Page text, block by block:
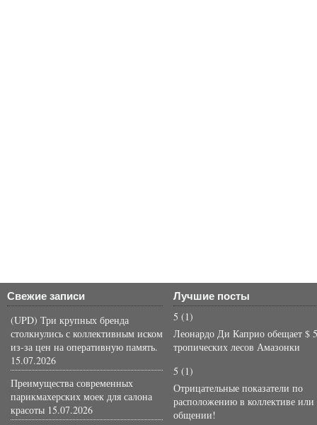
Свежие записи
(UPD) Три крупных бренда
столкнулись с коллективным иском
из-за цен на оперативную память.
15.07.2026
Преимущества современных
парикмахерских моек для салона
красоты 15.07.2026
Лучшие посты
5 (1)
Леонардо Ди Каприо обещает $
тропических лесов Амазонки
5 (1)
Отрицательные показатели по
расположению в коллективе
общении!